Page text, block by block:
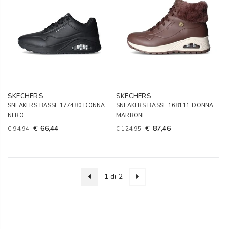
SKECHERS
SNEAKERS BASSE 177480 DONNA
NERO
€ 94,94 € 66,44
SKECHERS
SNEAKERS BASSE 168111 DONNA
MARRONE
€ 124,95 € 87,46
1 di 2